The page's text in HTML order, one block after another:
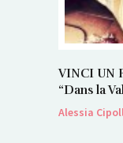
VINCI UN
“Dans la
Alessia